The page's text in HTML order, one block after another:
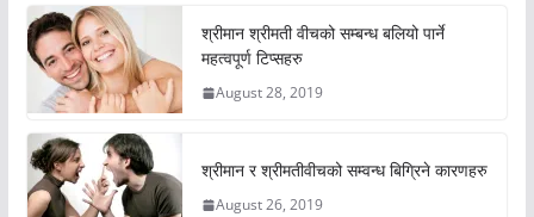
श्रीमान श्रीमती वीचको सम्बन्ध बलियो पार्ने
महत्वपूर्ण टिप्सहरु
August 28, 2019
श्रीमान र श्रीमतीवीचको सम्वन्ध बिग्रिने कारणहरु
August 26, 2019